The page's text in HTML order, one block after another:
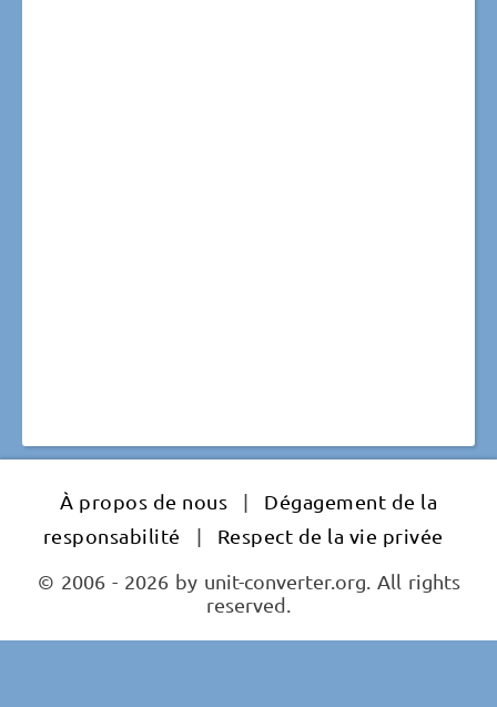
À propos de nous |
Dégagement de la
responsabilité
|
Respect de la vie privée
© 2006 - 2026 by unit-converter.org. All rights
reserved.